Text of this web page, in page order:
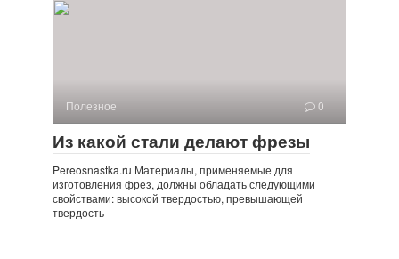
Полезное 0
Из какой стали делают фрезы
Pereosnastka.ru Материалы, применяемые для
изготовления фрез, должны обладать следующими
свойствами: высокой твердостью, превышающей
твердость